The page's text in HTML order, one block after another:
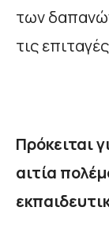
των
τις
Πρόκειται
αιτία